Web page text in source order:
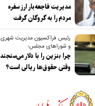
مدیریت فاجعه‌بار ارز سفره
مردم را به گروگان گرفت
رئیس فراکسیون مدیریت شهری
و شوراهای مجلس؛
چرا بنزین را با دلار می‌سنجند
وقتی حقوق‌ها ریالی است؟